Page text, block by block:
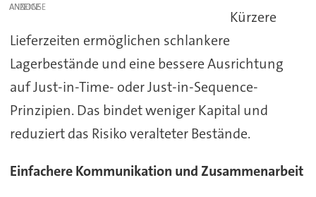
ANZEIGE
Kürzere
Lieferzeiten ermöglichen schlankere
Lagerbestände und eine bessere Ausrichtung
auf Just-in-Time- oder Just-in-Sequence-
Prinzipien. Das bindet weniger Kapital und
reduziert das Risiko veralteter Bestände.
Einfachere Kommunikation und Zusammenarbeit